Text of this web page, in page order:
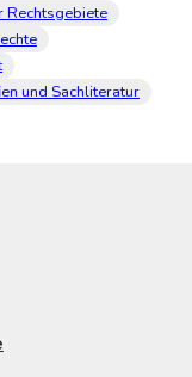
Rechtsgebiete
und Sachliteratur